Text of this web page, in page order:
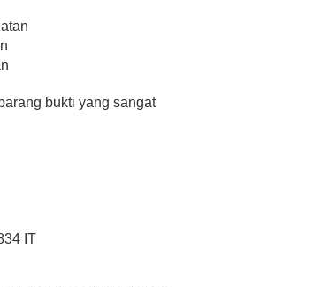
bukti yang sangat
IT